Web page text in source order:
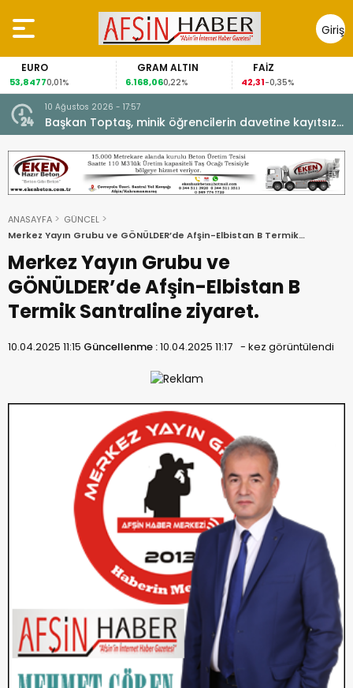
Giriş
Yap
0,01%
GRAM ALTIN
6.168,060,22%
FAİZ
42,31 -0,35%
10 Ağustos 2026 - 17:57
Başkan Toptaş, minik öğrencilerin davetine kayıtsız
kalmadı.
ANASAYFA
GÜNCEL
Merkez Yayın Grubu ve GÖNÜLDER’de Afşin-Elbistan B Termik
Santraline ziyaret.
Merkez Yayın Grubu ve
GÖNÜLDER’de Afşin-Elbistan B
Termik Santraline ziyaret.
10.04.2025 11:15 Güncellenme :10.04.2025 11:17 - kez görüntülendi